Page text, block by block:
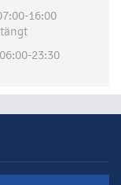
16:00
23:30